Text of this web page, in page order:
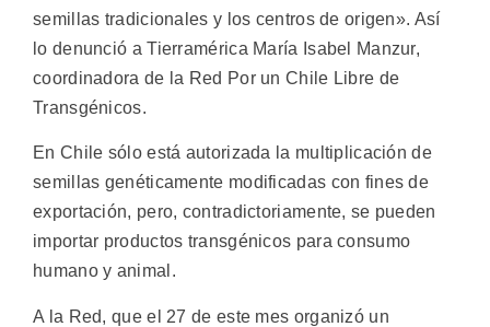
semillas tradicionales y los centros de origen». Así
lo denunció a Tierramérica María Isabel Manzur,
coordinadora de la Red Por un Chile Libre de
Transgénicos.
En Chile sólo está autorizada la multiplicación de
semillas genéticamente modificadas con fines de
exportación, pero, contradictoriamente, se pueden
importar productos transgénicos para consumo
humano y animal.
A la Red, que el 27 de este mes organizó un